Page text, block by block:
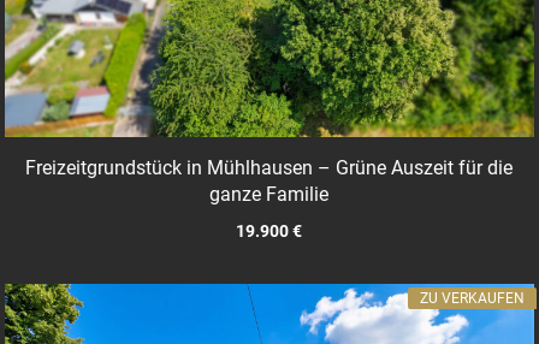
Freizeitgrundstück in Mühlhausen – Grüne Auszeit für die
ganze Familie
19.900 €
ZU VERKAUFEN